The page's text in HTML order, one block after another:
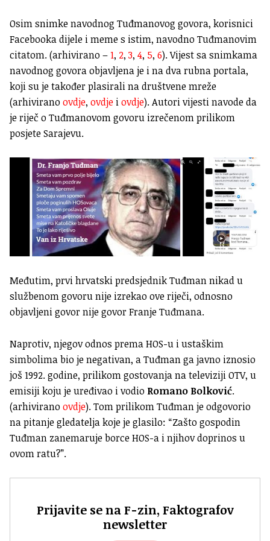
Osim snimke navodnog Tuđmanovog govora, korisnici
Facebooka dijele i meme s istim, navodno Tuđmanovim
citatom. (arhivirano –1, 2, 3, 4, 5, 6). Vijest sa snimkama
navodnog govora objavljena je i na dva rubna portala,
koji su je također plasirali na društvene mreže
(arhiviranoovdje, ovdje iovdje). Autori vijesti navode da
je riječ o Tuđmanovom govoru izrečenom prilikom
posjete Sarajevu.
Međutim, prvi hrvatski predsjednik Tuđman nikad u
službenom govoru nije izrekao ove riječi, odnosno
objavljeni govor nije govor Franje Tuđmana.
Naprotiv, njegov odnos prema HOS-u i ustaškim
simbolima bio je negativan, a Tuđman ga javno iznosio
još 1992. godine, prilikom gostovanja na televiziji OTV, u
emisiji koju je uređivao i vodio Romano Bolković.
(arhiviranoovdje). Tom prilikom Tuđman je odgovorio
na pitanje gledatelja koje je glasilo: “Zašto gospodin
Tuđman zanemaruje borce HOS-a i njihov doprinos u
ovom ratu?”.
Prijavite se na F-zin, Faktografov
newsletter